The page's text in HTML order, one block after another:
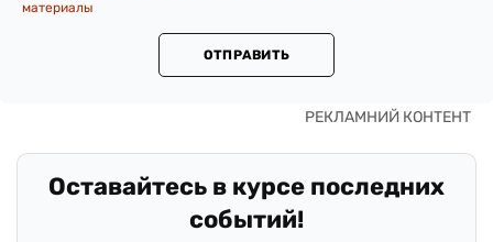
материалы
ОТПРАВИТЬ
Оставайтесь в курсе последних
событий!